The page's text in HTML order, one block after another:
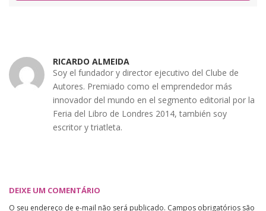
RICARDO ALMEIDA
Soy el fundador y director ejecutivo del Clube de
Autores. Premiado como el emprendedor más
innovador del mundo en el segmento editorial por la
Feria del Libro de Londres 2014, también soy
escritor y triatleta.
DEIXE UM COMENTÁRIO
O seu endereço de e-mail não será publicado. Campos obrigatórios são